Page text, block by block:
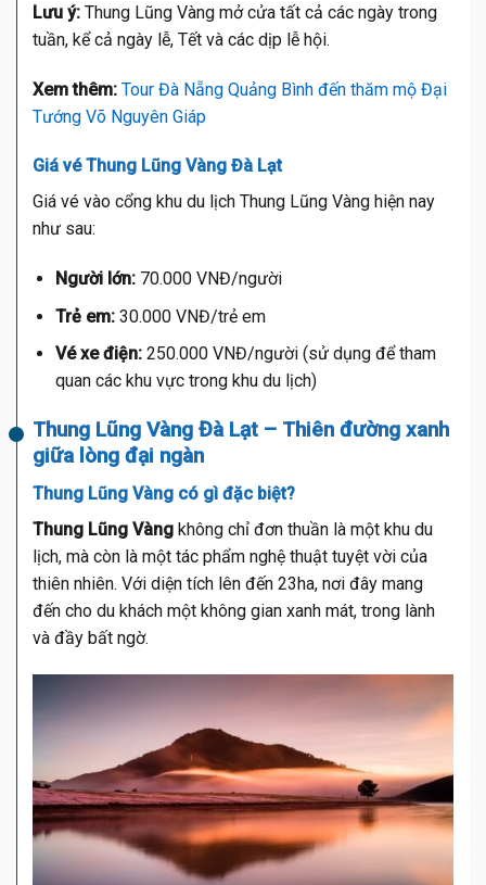
Lưu ý: Thung Lũng Vàng mở cửa tất cả các ngày trong
tuần, kể cả ngày lễ, Tết và các dịp lễ hội.
Xem thêm: Tour Đà Nẵng Quảng Bình đến thăm mộ Đại
Tướng Võ Nguyên Giáp
Giá vé Thung Lũng Vàng Đà Lạt
Giá vé vào cổng khu du lịch Thung Lũng Vàng hiện nay
như sau:
Người lớn:70.000 VNĐ/người
Trẻ em:30.000 VNĐ/trẻ em
Vé xe điện:250.000 VNĐ/người (sử dụng để tham
quan các khu vực trong khu du lịch)
Thung Lũng Vàng Đà Lạt – Thiên đường xanh
giữa lòng đại ngàn
Thung Lũng Vàng có gì đặc biệt?
Thung Lũng Vàng không chỉ đơn thuần là một khu du
lịch, mà còn là một tác phẩm nghệ thuật tuyệt vời của
thiên nhiên. Với diện tích lên đến 23ha, nơi đây mang
đến cho du khách một không gian xanh mát, trong lành
và đầy bất ngờ.